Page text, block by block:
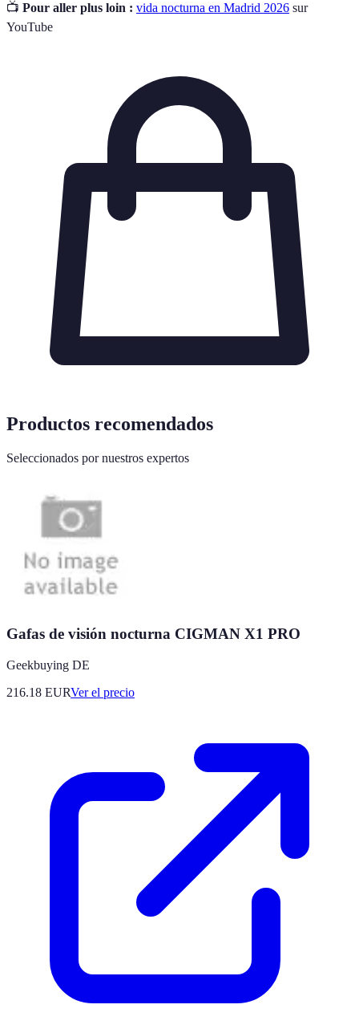
📺 Pour aller plus loin : vida nocturna en Madrid 2026 sur
YouTube
Productos recomendados
Seleccionados por nuestros expertos
Gafas de visión nocturna CIGMAN X1 PRO
Geekbuying DE
216.18 EURVer el precio